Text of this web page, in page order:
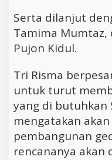
Serta dilanjut
Tamima Mumtaz,
Pujon Kidul.
Tri Risma
untuk turut
yang di butuhkan
mengatakan
pembangunan
rencananya akan